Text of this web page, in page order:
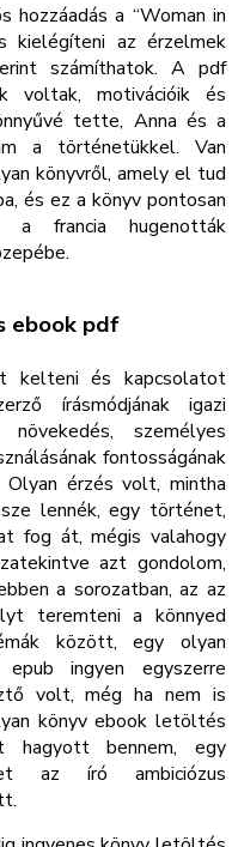
hozzáadás a “Woman in
kielégíteni az érzelmek
számíthatok. A pdf
voltak, motivációik és
tette, Anna és a
a történetükkel. Van
könyvről, amely el tud
és ez a könyv pontosan
francia hugenották
ebook pdf
kelteni és kapcsolatot
írásmódjának igazi
személyes
fontosságának
Olyan érzés volt, mintha
lennék, egy történet,
fog át, mégis valahogy
azt gondolom,
a sorozatban, az az
teremteni a könnyed
között, egy olyan
ingyen egyszerre
volt, még ha nem is
könyv ebook letöltés
hagyott bennem, egy
az író ambiciózus